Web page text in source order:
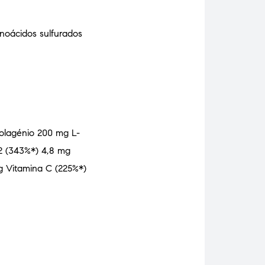
sulfurados
200 mg L-
(343%*) 4,8 mg
Vitamina C (225%*)